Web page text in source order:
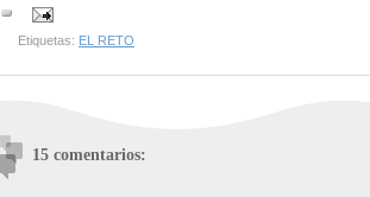
Etiquetas: EL RETO
15 comentarios: